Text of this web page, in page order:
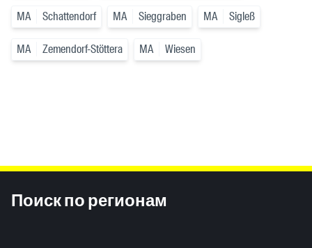
MA Schattendorf MA Sieggraben MA Sigleß
MA Zemendorf-Stöttera MA Wiesen
Поиск по регионам